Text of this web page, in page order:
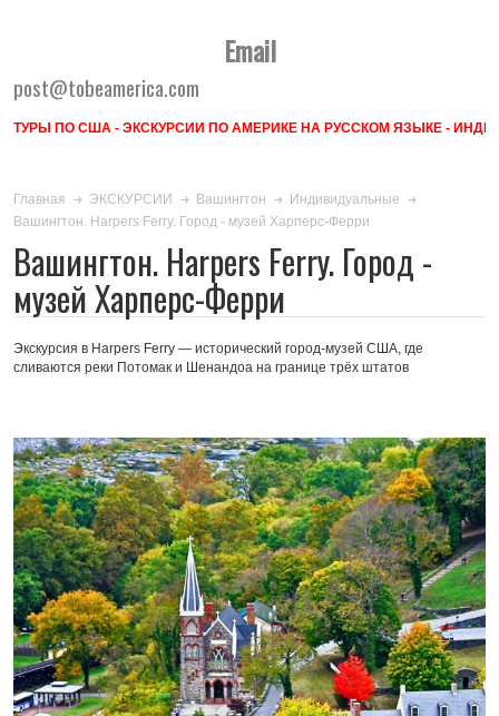
Email
post@tobeamerica.com
ТУРЫ ПО США - ЭКСКУРСИИ ПО АМЕРИКЕ НА РУССКОМ ЯЗЫКЕ -
Главная ЭКСКУРСИИ Вашингтон
Индивидуальные
Вашингтон. Harpers Ferry. Город - музей Харперс-Ферри
Вашингтон. Harpers Ferry. Город -
музей Харперс-Ферри
Экскурсия в Harpers Ferry — исторический город-музей США, где
сливаются реки Потомак и Шенандоа на границе трёх штатов